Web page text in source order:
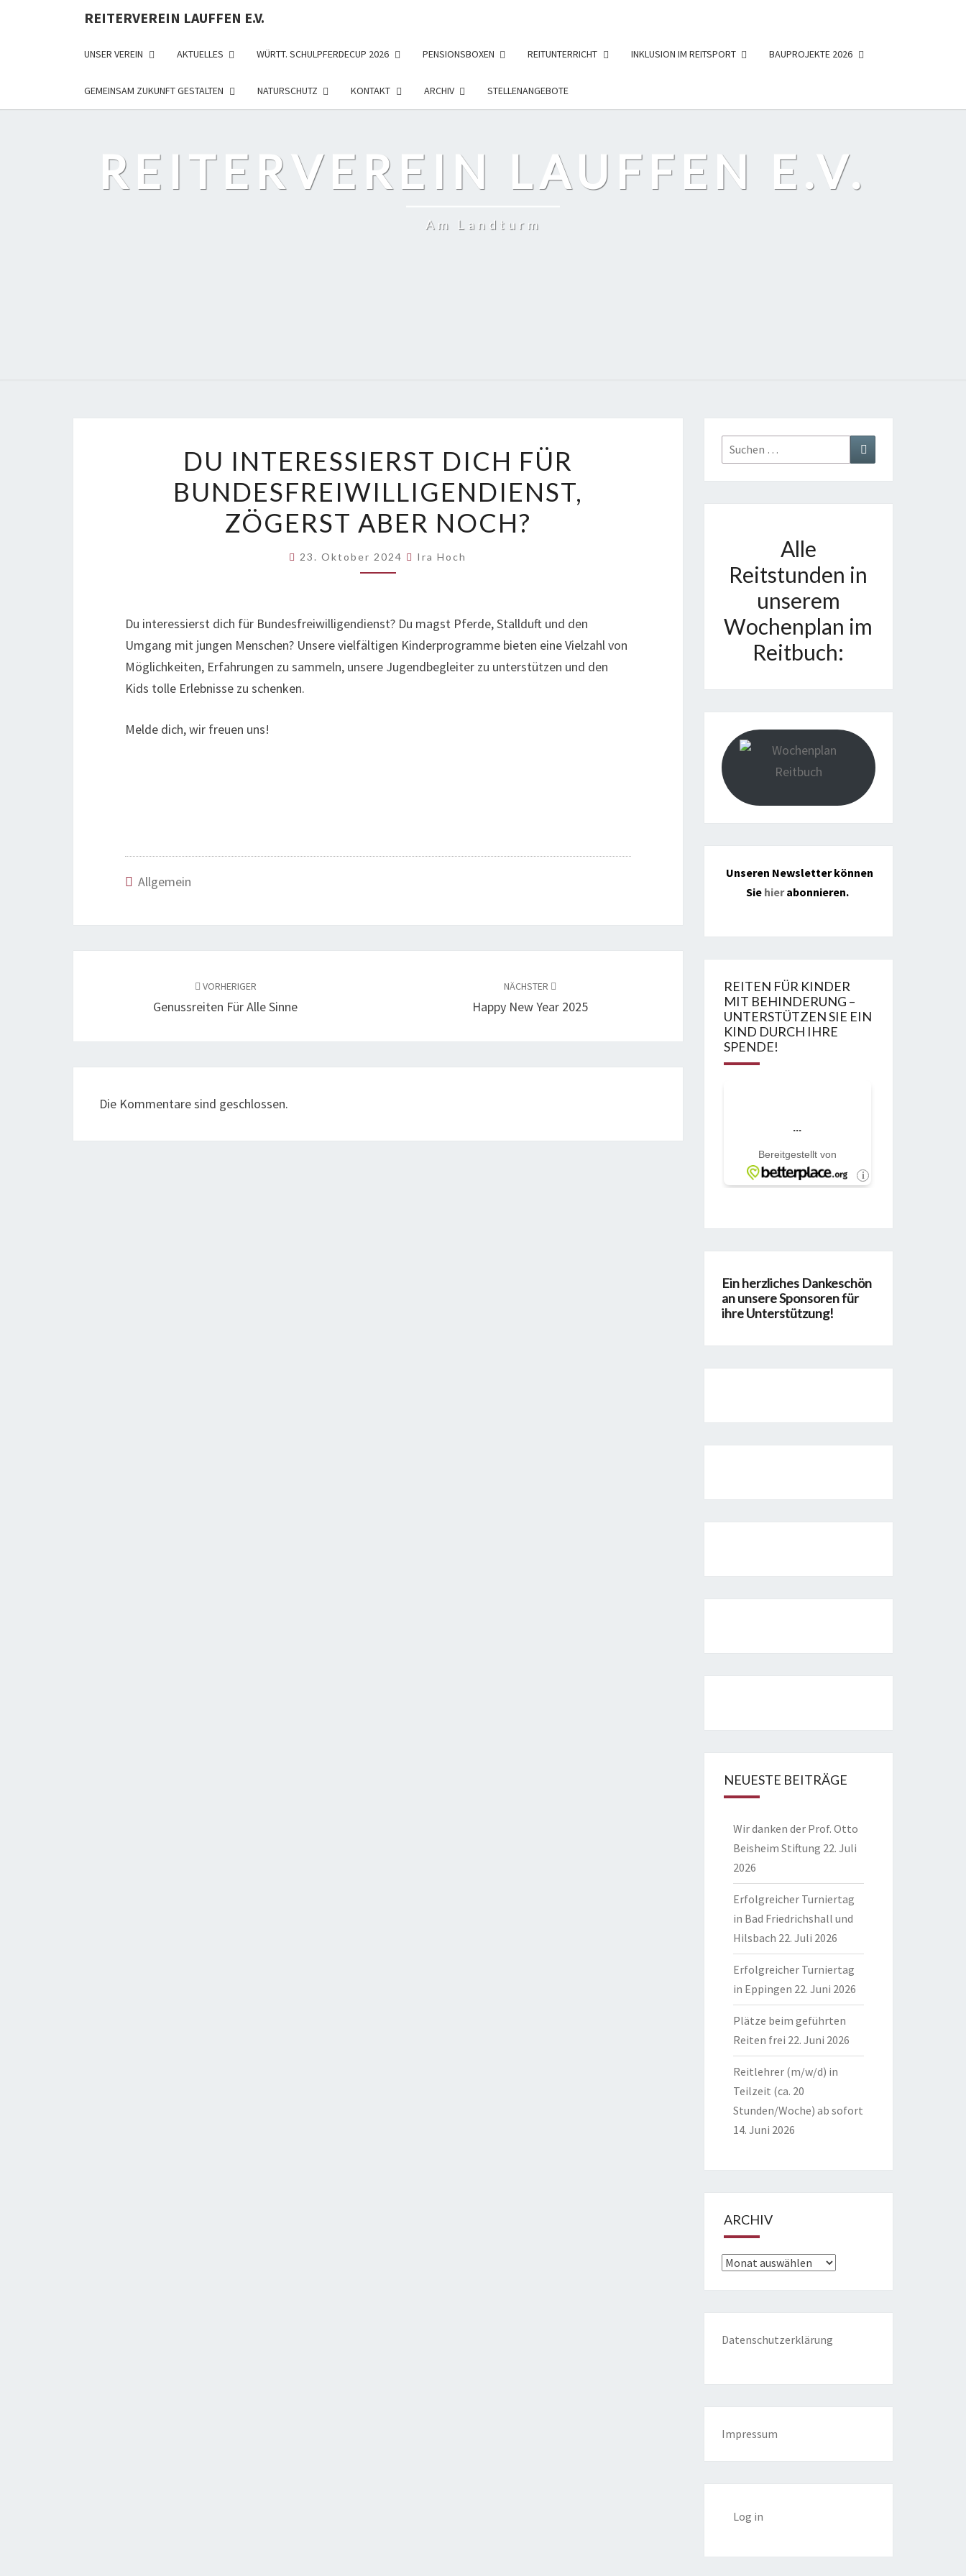
REITERVEREIN LAUFFEN E.V.
UNSER VEREIN AKTUELLES WÜRTT. SCHULPFERDECUP 2026 PENSIONSBOXEN REITUNTERRICHT INKLUSION IM REITSPORT BAUPROJEKTE 2026
GEMEINSAM ZUKUNFT GESTALTEN NATURSCHUTZ KONTAKT ARCHIV STELLENANGEBOTE
REITERVEREIN LAUFFEN E.V.
Am Landturm
INTERESSIERST
DICH
FÜR
BUNDESFREIWILLIGENDIENST,
ABER
DU INTERESSIERST DICH FÜR
BUNDESFREIWILLIGENDIENST,
ZÖGERST ABER NOCH?
23. Oktober 2024 Ira Hoch
Du interessierst dich für Bundesfreiwilligendienst? Du magst Pferde, Stallduft und den
Umgang mit jungen Menschen? Unsere vielfältigen Kinderprogramme bieten eine Vielzahl von
Möglichkeiten, Erfahrungen zu sammeln, unsere Jugendbegleiter zu unterstützen und den
Kids tolle Erlebnisse zu schenken.
Melde dich, wir freuen uns!
Allgemein
VORHERIGER
Genussreiten Für Alle Sinne
NÄCHSTER
Happy New Year 2025
Die Kommentare sind geschlossen.
Suchen
nach:
Suchen
Alle
Reitstunden in
unserem
Wochenplan im
Reitbuch:
Unseren Newsletter können
Sie hierabonnieren.
REITEN FÜR KINDER
MIT BEHINDERUNG –
UNTERSTÜTZEN SIE EIN
KIND DURCH IHRE
SPENDE!
Ein herzliches Dankeschön
an unsere Sponsoren für
ihre Unterstützung!
NEUESTE BEITRÄGE
Wir danken der Prof. Otto
Beisheim Stiftung 22. Juli
2026
Erfolgreicher Turniertag
in Bad Friedrichshall und
Hilsbach 22. Juli 2026
Erfolgreicher Turniertag
in Eppingen 22. Juni 2026
Plätze beim geführten
Reiten frei 22. Juni 2026
Reitlehrer (m/w/d) in
Teilzeit (ca. 20
Stunden/Woche) ab sofort
14. Juni 2026
ARCHIV
Archiv
Datenschutzerklärung
Impressum
Log in